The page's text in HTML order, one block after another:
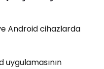
Android cihazlarda
uygulamasının